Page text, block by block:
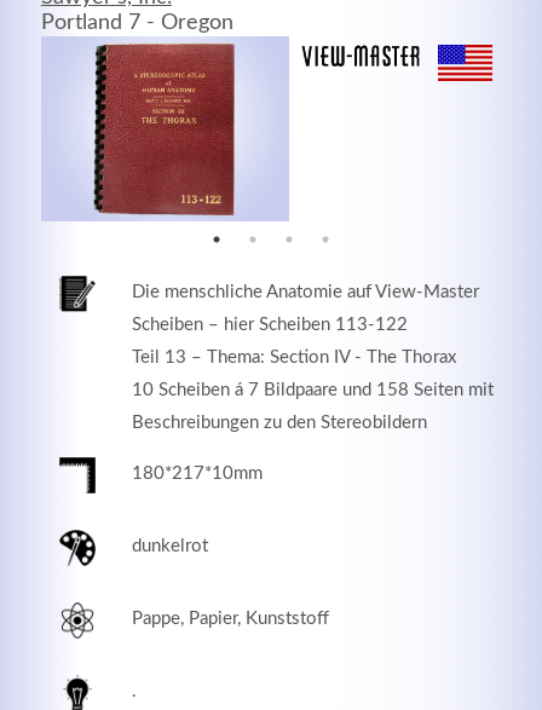
Portland 7 - Oregon
Die menschliche Anatomie auf View-Master
Scheiben – hier Scheiben 113-122
Teil 13 – Thema: Section IV - The Thorax
10 Scheiben á 7 Bildpaare und 158 Seiten mit
Beschreibungen zu den Stereobildern
180*217*10mm
dunkelrot
Pappe, Papier, Kunststoff
.
MEHR INFOS
Good Service
elit. Aenean commodo ligula eget dolor.